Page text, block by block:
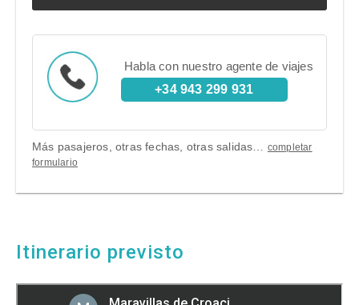
Habla con nuestro agente de viajes
+34 943 299 931
Más pasajeros, otras fechas, otras salidas… completar
formulario
Itinerario previsto